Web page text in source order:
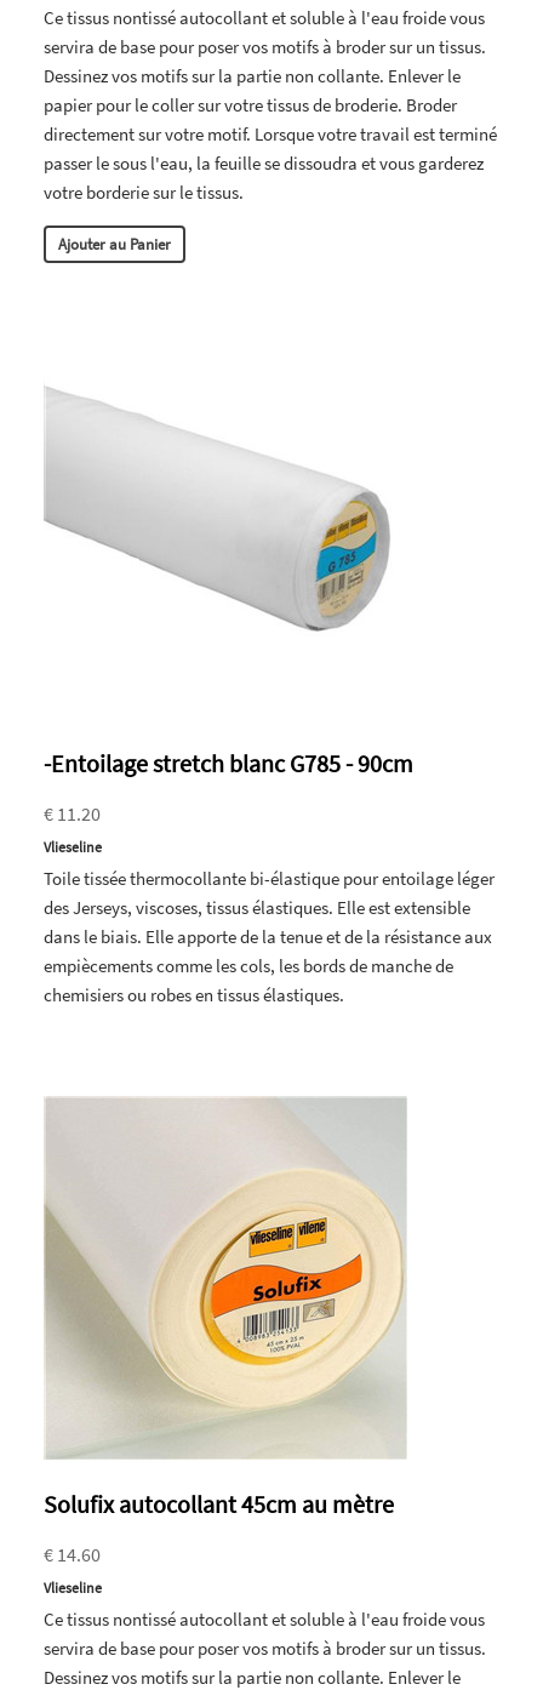
Ce tissus nontissé autocollant et soluble à l'eau froide vous
servira de base pour poser vos motifs à broder sur un tissus.
Dessinez vos motifs sur la partie non collante. Enlever le
papier pour le coller sur votre tissus de broderie. Broder
directement sur votre motif. Lorsque votre travail est terminé
passer le sous l'eau, la feuille se dissoudra et vous garderez
votre borderie sur le tissus.
Ajouter au Panier
-Entoilage stretch blanc G785 - 90cm
€ 11.20
Vlieseline
Toile tissée thermocollante bi-élastique pour entoilage léger
des Jerseys, viscoses, tissus élastiques. Elle est extensible
dans le biais. Elle apporte de la tenue et de la résistance aux
empiècements comme les cols, les bords de manche de
chemisiers ou robes en tissus élastiques.
Solufix autocollant 45cm au mètre
€ 14.60
Vlieseline
Ce tissus nontissé autocollant et soluble à l'eau froide vous
servira de base pour poser vos motifs à broder sur un tissus.
Dessinez vos motifs sur la partie non collante. Enlever le